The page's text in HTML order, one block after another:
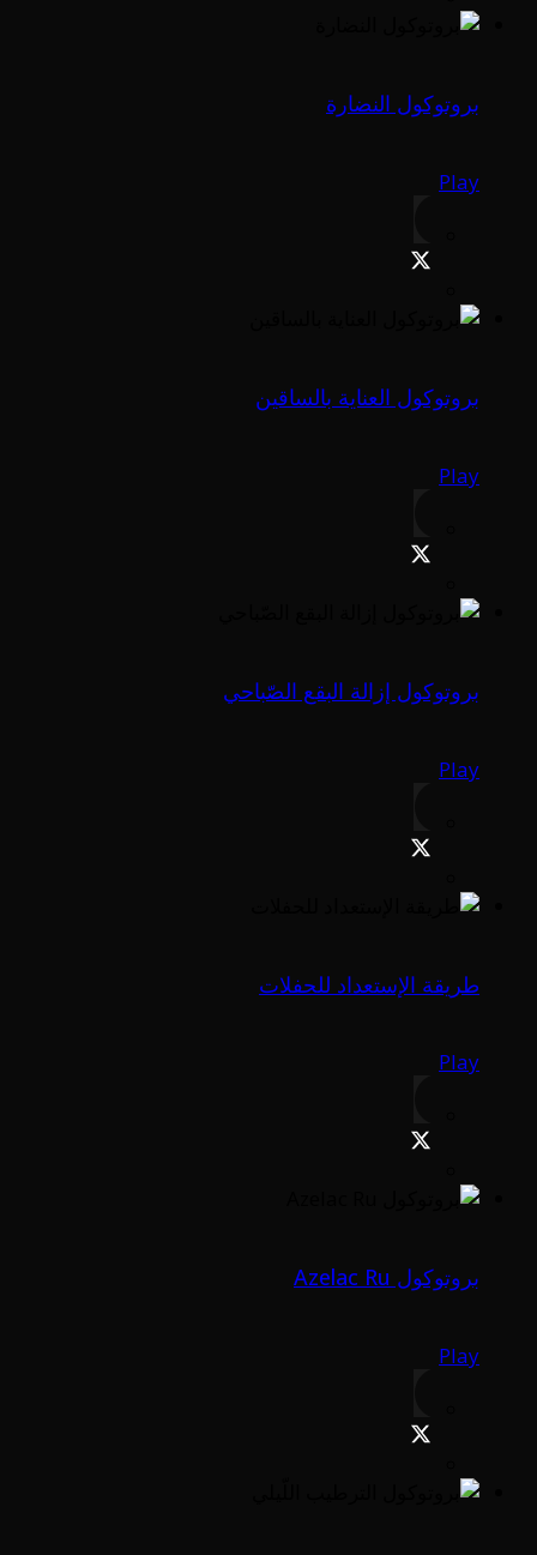
بروتوكول النضارة
Play
بروتوكول العناية بالساقين
Play
بروتوكول إزالة البقع الصّباحي
Play
طريقة الإستعداد للحفلات
Play
بروتوكول Azelac Ru
Play